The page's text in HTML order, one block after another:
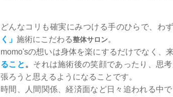
どんなコリも確実にみつける手のひらで、わ
く」 施術にこだわる整体サロン。
momo'sの想いは身体を楽にするだけでなく、
ること 。 それは施術後の笑顔であったり、思
張ろうと思えるようになることです。
時間、人間関係、経済面など日々追われる中